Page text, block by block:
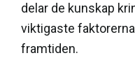
delar de kunskap
viktigaste
framtiden.